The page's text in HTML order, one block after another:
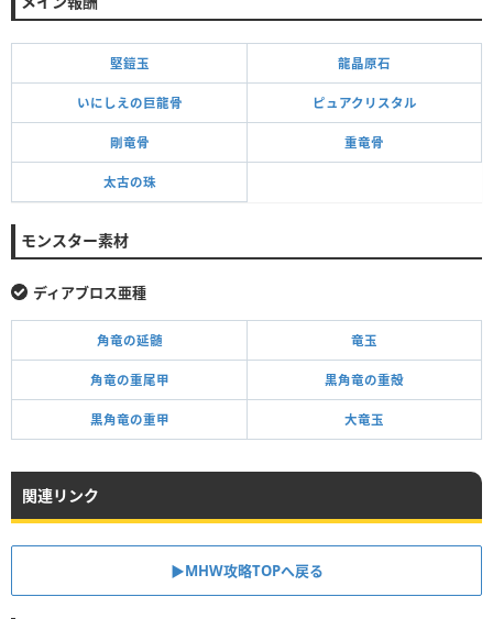
堅鎧玉 龍晶原石
いにしえの巨龍骨 ピュアクリスタル
剛竜骨 重竜骨
太古の珠
モンスター素材
ディアブロス亜種
角竜の延髄 竜玉
角竜の重尾甲 黒角竜の重殻
黒角竜の重甲 大竜玉
関連リンク
▶MHW攻略TOPへ戻る